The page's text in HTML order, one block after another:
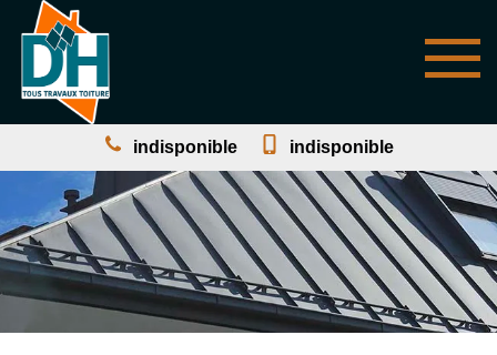
indisponible indisponible